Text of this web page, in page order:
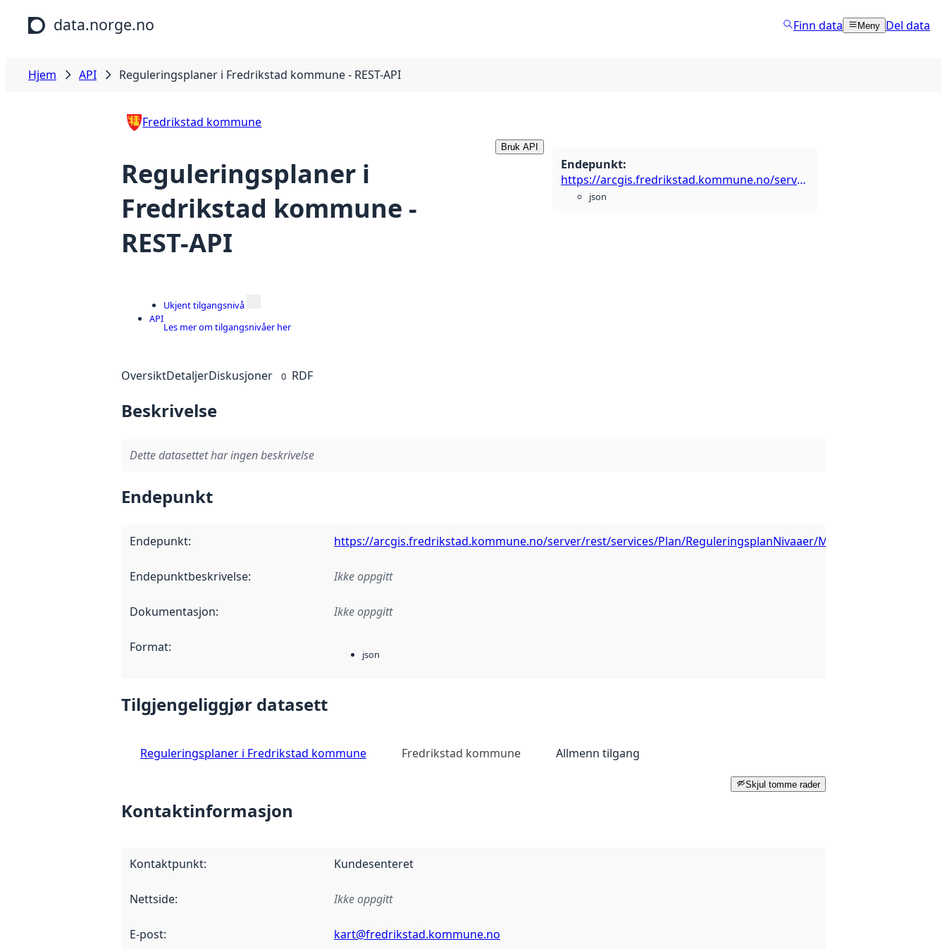
Hopp til hovedinnhold
data.norge.no Finn data Meny Del data
Hjem API Reguleringsplaner i Fredrikstad kommune - REST-API
Fredrikstad kommune
Reguleringsplaner i
Fredrikstad kommune -
REST-API
Bruk API
Endepunkt:
https://arcgis.fredrikstad.kommune.no/server/rest/services/Plan/ReguleringsplanNivaaer/MapServer
json
API
Ukjent tilgangsnivå
Les mer om tilgangsnivåer her
OversiktDetaljerDiskusjoner 0 RDF
Beskrivelse
Dette datasettet har ingen beskrivelse
Endepunkt
Endepunkt: https://arcgis.fredrikstad.kommune.no/server/rest/services/Plan/ReguleringsplanNivaaer/MapServer
Endepunktbeskrivelse: Ikke oppgitt
Dokumentasjon: Ikke oppgitt
Format: json
Tilgjengeliggjør datasett
Reguleringsplaner i Fredrikstad kommune Fredrikstad kommune Allmenn tilgang
Skjul tomme rader
Kontaktinformasjon
Kontaktpunkt: Kundesenteret
Nettside: Ikke oppgitt
E-post: kart@fredrikstad.kommune.no